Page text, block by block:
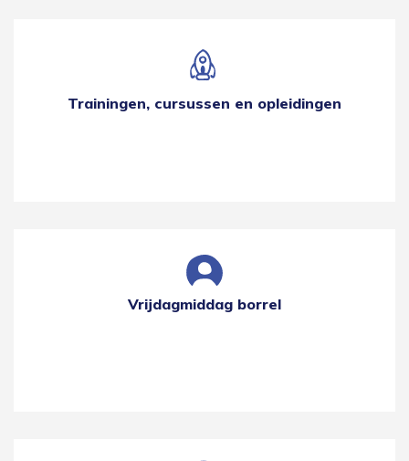
Trainingen, cursussen en opleidingen
Vrijdagmiddag borrel